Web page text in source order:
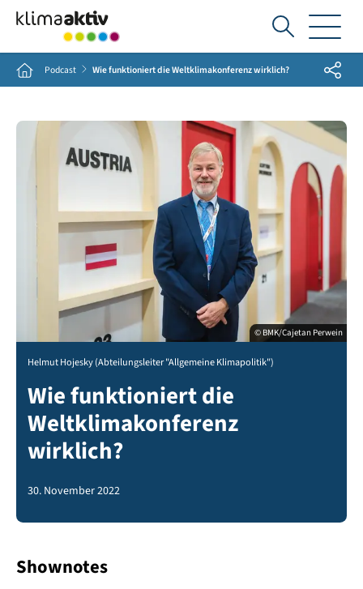
Ich
suche...
Home Podcast Wie funktioniert die Weltklimakonferenz wirklich? Share
© BMK/Cajetan Perwein
Helmut Hojesky (Abteilungsleiter "Allgemeine Klimapolitik")
Wie funktioniert die
Weltklimakonferenz
wirklich?
30. November 2022
Shownotes